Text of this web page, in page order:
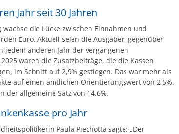
Jahr seit 30 Jahren
die Lücke zwischen Einnahmen und
Euro. Aktuell seien die Ausgaben gegenüber
jedem anderen Jahr der vergangenen
waren die Zusatzbeiträge, die die Kassen
im Schnitt auf 2,9% gestiegen. Das war mehr als
auf einen amtlichen Orientierungswert von 2,5%.
der allgemeine Satz von 14,6%.
pro Jahr
Paula Piechotta sagte: „Der